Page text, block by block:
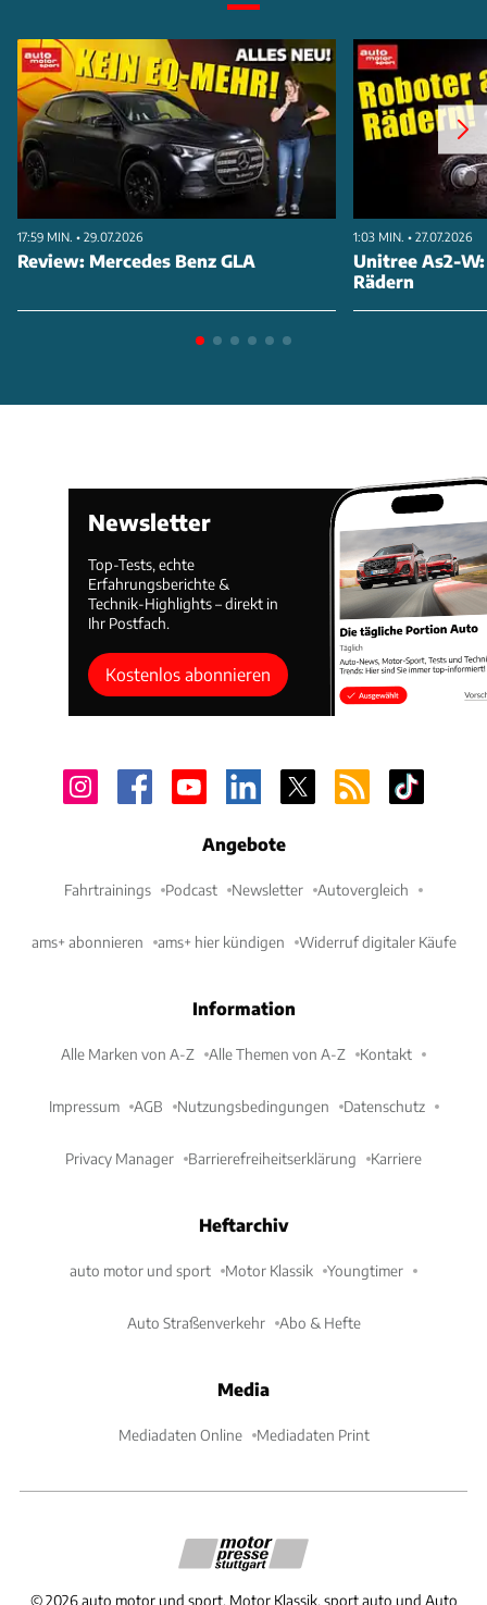
17:59 MIN. • 29.07.2026
Review: Mercedes Benz GLA
1:03 MIN. • 27.07.2026
Unitree As2-
Rädern
Newsletter
Top-Tests, echte
Erfahrungsberichte &
Technik-Highlights – direkt in
Ihr Postfach.
Kostenlos abonnieren
Angebote
Fahrtrainings Podcast Newsletter Autovergleich
ams+ abonnieren ams+ hier kündigen Widerruf digitaler Käufe
Information
Alle Marken von A-Z Alle Themen von A-Z Kontakt
Impressum AGB Nutzungsbedingungen Datenschutz
Privacy Manager Barrierefreiheitserklärung Karriere
Heftarchiv
auto motor und sport Motor Klassik Youngtimer
Auto Straßenverkehr Abo & Hefte
Media
Mediadaten Online Mediadaten Print
©2026 auto motor und sport, Motor Klassik, sport auto und Auto